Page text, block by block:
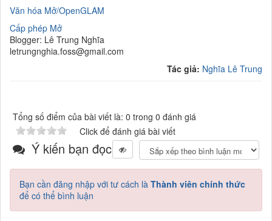
Văn hóa Mở/OpenGLAM
Cấp phép Mở
Blogger: Lê Trung Nghĩa
letrungnghia.foss@gmail.com
Tác giả: Nghĩa Lê Trung
Tổng số điểm của bài viết là: 0 trong 0 đánh giá
Click để đánh giá bài viết
Ý kiến bạn đọc
Bạn cần đăng nhập với tư cách là Thành viên chính thức
để có thể bình luận